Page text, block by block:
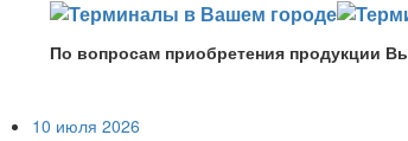
По вопросам приобретения продукции
10 июля 2026